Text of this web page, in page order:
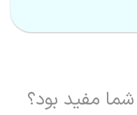
مفید بود؟